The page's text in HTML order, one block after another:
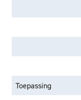
Toepassing